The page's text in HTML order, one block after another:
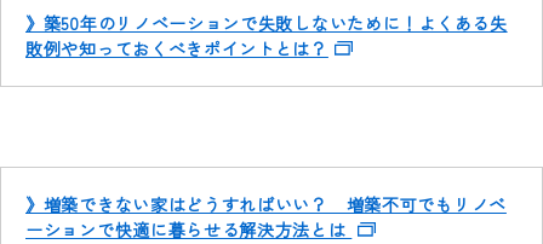
》築50年のリノベーションで失敗しないために！よくある失
敗例や知っておくべきポイントとは？
》増築できない家はどうすればいい？ 増築不可でもリノベ
ーションで快適に暮らせる解決方法とは